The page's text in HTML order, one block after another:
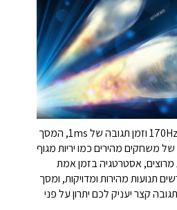
מצוידים בקצב רענון של 170Hz וזמן תגובה של 1ms, המסך
משחקים מהירים כמו יריות מגוף
מרוצים, אסטרטגיה בזמן אמת
תנועות מהירות ומדויקות, ומסך
קצר יעניק לכם יתרון על פני